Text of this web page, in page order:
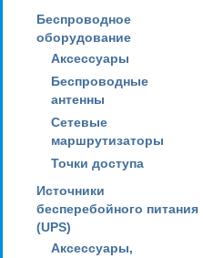
Беспроводное
оборудование
Аксессуары
Беспроводные
антенны
Сетевые
маршрутизаторы
Точки доступа
Источники
бесперебойного питания
(UPS)
Аксессуары,